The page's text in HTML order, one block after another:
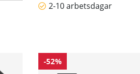
2-10 arbetsdagar
-52%